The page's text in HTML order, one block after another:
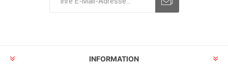
INFORMATION